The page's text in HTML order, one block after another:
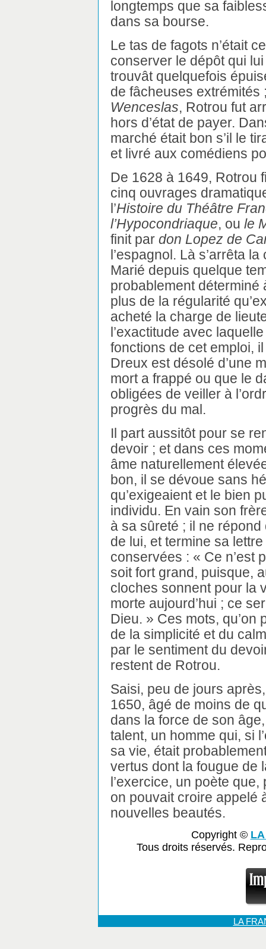
longtemps que sa
dans sa bourse.
Le tas de fagots n’était
conserver le dépôt qui
trouvât quelquefois
de fâcheuses extrémités
Wenceslas, Rotrou fut
hors d’état de payer.
marché était bon s’il le
et livré aux comédiens
De 1628 à 1649, Rotrou
cinq ouvrages
l’Histoire du Théâtre
l’Hypocondriaque, ou le
finit par don Lopez de
l’espagnol. Là s’arrêta
Marié depuis quelque
probablement
plus de la régularité
acheté la charge de
l’exactitude avec
fonctions de cet emploi,
Dreux est désolé d’une
mort a frappé ou que le
obligées de veiller à
progrès du mal.
Il part aussitôt pour se
devoir ; et dans ces
âme naturellement
bon, il se dévoue sans
qu’exigeaient et le bien
individu. En vain son
à sa sûreté ; il ne répond
de lui, et termine sa
conservées : « Ce n’est
soit fort grand, puisque,
cloches sonnent pour la
morte aujourd’hui ; ce
Dieu. » Ces mots,
de la simplicité et du
par le sentiment du
restent de Rotrou.
Saisi, peu de jours
1650, âgé de moins de
dans la force de son
talent, un homme qui, si
sa vie, était
vertus dont la fougue de
l’exercice, un poète que,
on pouvait croire appelé
nouvelles beautés.
Copyright ©
Tous droits réservés.
LA